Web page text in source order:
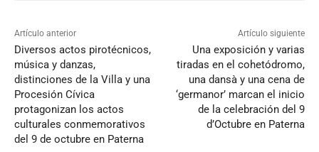
Artículo anterior
Diversos actos pirotécnicos,
música y danzas,
distinciones de la Villa y una
Procesión Cívica
protagonizan los actos
culturales conmemorativos
del 9 de octubre en Paterna
Artículo siguiente
Una exposición y varias
tiradas en el cohetódromo,
una dansà y una cena de
‘germanor’ marcan el inicio
de la celebración del 9
d’Octubre en Paterna